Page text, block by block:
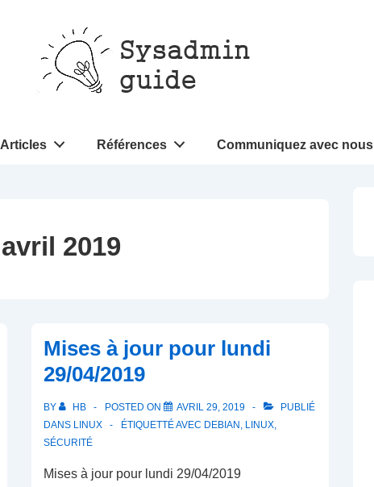
Articles Références Communiquez avec nous
avril 2019
Mises à jour pour lundi
29/04/2019
BY HB POSTED ON AVRIL 29, 2019
PUBLIÉ
DANS LINUX ÉTIQUETTÉ AVEC DEBIAN , LINUX,
SÉCURITÉ
Mises à jour pour lundi 29/04/2019